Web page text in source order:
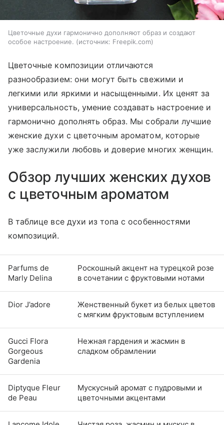
Цветочные духи гармонично дополняют образ и создают
особое настроение.
источник: Freepik.com
Цветочные композиции отличаются
разнообразием: они могут быть свежими и
легкими или яркими и насыщенными. Их ценят за
универсальность, умение создавать настроение и
гармонично дополнять образ. Мы собрали лучшие
женские духи с цветочным ароматом, которые
уже заслужили любовь и доверие многих женщин.
Обзор лучших женских духов
с цветочным ароматом
В таблице все духи из топа с особенностями
композиций.
Parfums de
Marly Delina
Роскошный акцент на турецкой розе
в сочетании с фруктовыми нотами
Dior J’adore
Женственный букет из белых цветов
с мягким фруктовым вступлением
Gucci Flora
Gorgeous
Gardenia
Нежная гардения и жасмин в
сладком обрамлении
Diptyque Fleur
de Peau
Мускусный аромат с пудровыми и
цветочными акцентами